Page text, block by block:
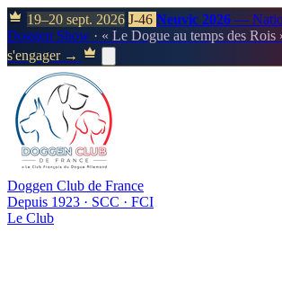
19–20 sept. 2026 J-46 Neuvic 2026 —
Doggen Show · « Le Dogue au temps des Rois
s'engager →
Doggen Club de France
Depuis 1923 · SCC · FCI
Le Club